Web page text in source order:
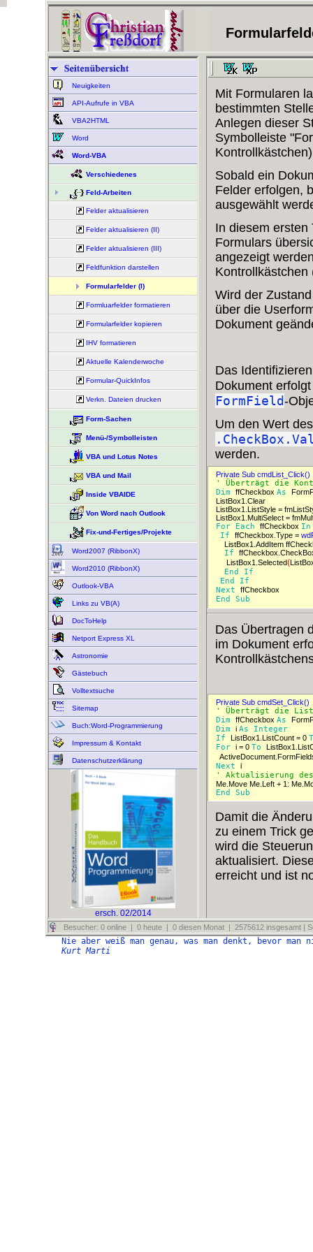
Neuigkeiten
API-Aufrufe in VBA
VBA2HTML
Word
Word-VBA
Verschiedenes
Feld-Arbeiten
Felder aktualisieren
Felder aktualisieren (II)
Felder aktualisieren (III)
Feldfunktion darstellen
Formularfelder (I)
Formluarfelder formatieren
Formularfelder kopieren
IHV formatieren
Aktuelle Kalenderwoche
Formular-QuickInfos
Verkn. Dateien drucken
Form-Sachen
Menü-/Symbolleisten
VBA und Lotus Notes
VBA und Mail
Inside VBAIDE
Von Word nach Outlook
Fix-und-Fertiges/Projekte
Word2007 (RibbonX)
Word2010 (RibbonX)
Outlook-VBA
Links zu VB(A)
DocToHelp
Netport Express XL
Astronomie
Gästebuch
Volltextsuche
Sitemap
Buch:Word-Programmierung
Impressum & Kontakt
Datenschutzerklärung
ersch. 02/2014
Mit Formularen
bestimmten
Anlegen dieser
Symbolleiste
Sobald ein
Felder erfolgen,
ausgewählt
In diesem ersten
Formulars
angezeigt
Wird der
über die
Dokument
Das
Dokument
FormField-
Um den Wert
werden.
Private Sub
' Überträgt die
Dim ffCheckbox As
ListBox1.Clear
ListBox1.ListStyle =
ListBox1.MultiSelect =
For Each ffCheckbox
If ffCheckbox.Type =
ListBox1.AddItem
If
ListBox1.Selected(
End
If
End
If
Next ffCheckbox
End Sub
Das Übertragen
im Dokument
Private Sub cmdSet_Click()
' Überträgt die
Dim ffCheckbox As
Dim i As
Integer
If ListBox1.ListCount = 0
For i = 0 To
Next i
' Aktualisierung
Me.Move Me.Left + 1:
End Sub
Damit die
zu einem Trick
wird die
aktualisiert.
erreicht und ist
Besucher: 0 online | 0 heute | 0 diesen Monat | 2575612 insgesamt |
Nie aber weiß man genau, was man denkt, bevor
Kurt Marti